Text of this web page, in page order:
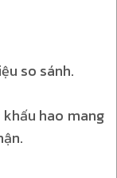
so sánh.
hao mang